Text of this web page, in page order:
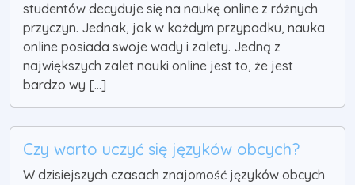
studentów decyduje się na naukę online z różnych
przyczyn. Jednak, jak w każdym przypadku, nauka
online posiada swoje wady i zalety. Jedną z
największych zalet nauki online jest to, że jest
bardzo wy [...]
Czy warto uczyć się języków obcych?
W dzisiejszych czasach znajomość języków obcych